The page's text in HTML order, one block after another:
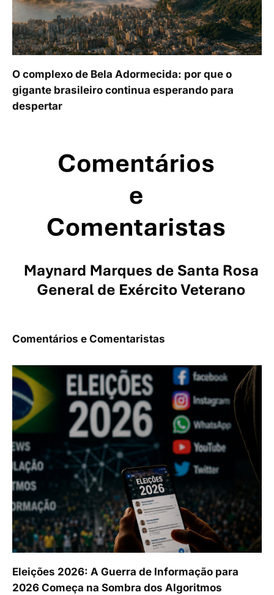
O complexo de Bela Adormecida: por que o
gigante brasileiro continua esperando para
despertar
Comentários e Comentaristas
Eleições 2026: A Guerra de Informação para
2026 Começa na Sombra dos Algoritmos